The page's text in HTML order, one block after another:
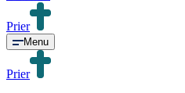
Prier
Menu
Prier